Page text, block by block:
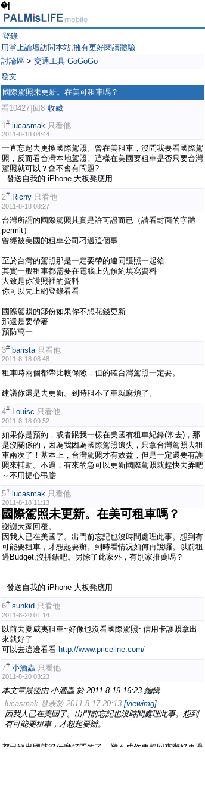
�|
登錄
用掌上論壇訪問本站,擁有更好閱讀體驗
討論區 > 交通工具 GoGoGo
發文
國際駕照未更新。在美可租車嗎？
看10427 回8 收藏
1# lucasmak 只看他
2011-8-18 04:44
一直忘起去更換國際駕照。曾在美租車，沒問我要看國際駕
照，反而看台灣本地駕照。這樣在美國要租車是否只要台灣
駕照就可以？會不會有問題?
- 發送自我的 iPhone 大板凳應用
2# Richy 只看他
2011-8-18 08:27
台灣所謂的國際駕照其實是許可證而已（請看封面的字體
permit）
曾經被美國的租車公司刁過這個事
至於台灣的駕照那是一定要帶的連同護照一起給
其實一般租車都需要在電腦上先預約填寫資料
大致是你護照裡的資料
你可以先上網登錄看看
國際駕照的部份如果你不想花錢更新
那還是要帶著
預防萬一
3# barista 只看他
2011-8-18 08:48
租車時兩個都帶比較保險，但的確台灣駕照一定要。
建議你還是去更新。到時租不了車就麻煩了。
4# Louisc 只看他
2011-8-18 09:52
如果你是預約，或者跟我一樣在美國有租車紀錄(常去)，那
是沒關係的，因為我因為國際駕照遺失，只拿台灣駕照去租
車兩次了！基本上，台灣駕照才有效益，但是一定還要有護
照來輔助。不過，有來的急可以更新國際駕照就趕快去弄吧
～不用提心弔膽
5# lucasmak 只看他
2011-8-18 11:13
國際駕照未更新。在美可租車嗎？
謝謝大家回覆。
因我人已在美國了。出門前忘記也沒時間處理此事。想到有
可能要租車，才想起要辦。到時看情况如何再說囉。以前租
過Budget,沒拼錯吧。另除了此家外，有別家推薦嗎？
- 發送自我的 iPhone 大板凳應用
6# sunkid 只看他
2011-8-20 01:14
以前去夏威夷租車~好像也沒看國際駕照~信用卡護照拿出
來就好了
可以去這邊看看 http://www.priceline.com/
7# 小酒蟲 只看他
2011-8-20 03:23
本文章最後由 小酒蟲 於 2011-8-19 16:23 編輯
lucasmak 發表於 2011-8-17 20:13 [viewimg]
因我人已在美國了。出門前忘記也沒時間處理此事。想到
有可能要租車，才想起要辦。
都已經出國就沒什麼好問的了，難不成你要趕回來辦好再過